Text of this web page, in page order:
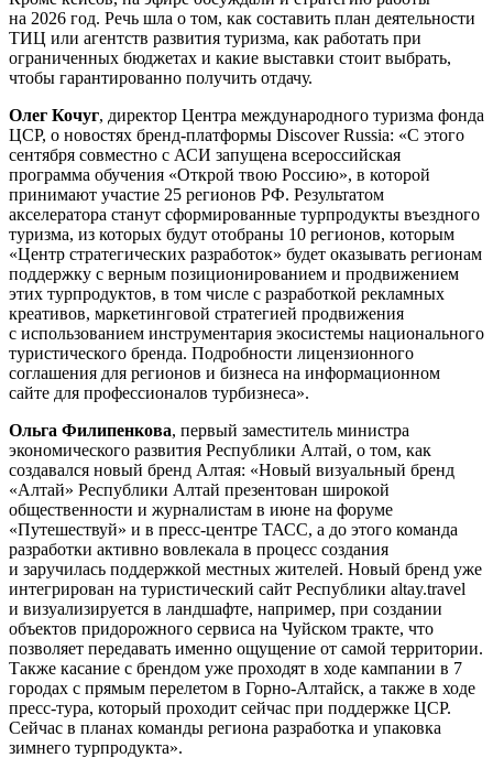
на 2026 год. Речь шла о том, как составить план деятельности
ТИЦ или агентств развития туризма, как работать при
ограниченных бюджетах и какие выставки стоит выбрать,
чтобы гарантированно получить отдачу.
Олег Кочуг, директор Центра международного туризма фонда
ЦСР, о новостях бренд-платформы Discover Russia: «С этого
сентября совместно с АСИ запущена всероссийская
программа обучения «Открой твою Россию», в которой
принимают участие 25 регионов РФ. Результатом
акселератора станут сформированные турпродукты въездного
туризма, из которых будут отобраны 10 регионов, которым
«Центр стратегических разработок» будет оказывать регионам
поддержку с верным позиционированием и продвижением
этих турпродуктов, в том числе с разработкой рекламных
креативов, маркетинговой стратегией продвижения
с использованием инструментария экосистемы национального
туристического бренда. Подробности лицензионного
соглашения для регионов и бизнеса на информационном
сайте для профессионалов турбизнеса».
Ольга Филипенкова, первый заместитель министра
экономического развития Республики Алтай, о том, как
создавался новый бренд Алтая: «Новый визуальный бренд
«Алтай» Республики Алтай презентован широкой
общественности и журналистам в июне на форуме
«Путешествуй» и в пресс-центре ТАСС, а до этого команда
разработки активно вовлекала в процесс создания
и заручилась поддержкой местных жителей. Новый бренд уже
интегрирован на туристический сайт Республики altay.travel
и визуализируется в ландшафте, например, при создании
объектов придорожного сервиса на Чуйском тракте, что
позволяет передавать именно ощущение от самой территории.
Также касание с брендом уже проходят в ходе кампании в 7
городах с прямым перелетом в Горно-Алтайск, а также в ходе
пресс-тура, который проходит сейчас при поддержке ЦСР.
Сейчас в планах команды региона разработка и упаковка
зимнего турпродукта».